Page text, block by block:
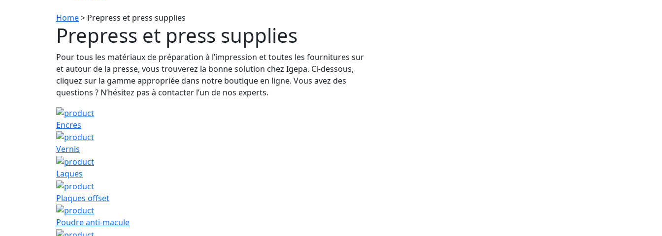
Home> Prepress et press supplies
Prepress et press supplies
Pour tous les matériaux de préparation à l’impression et toutes les fournitures sur
et autour de la presse, vous trouverez la bonne solution chez Igepa. Ci-dessous,
cliquez sur la gamme appropriée dans notre boutique en ligne. Vous avez des
questions ? N’hésitez pas à contacter l’un de nos experts.
Encres
Vernis
Laques
Plaques offset
Poudre anti-macule